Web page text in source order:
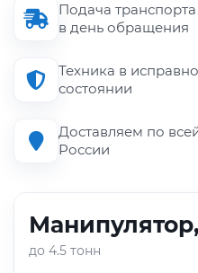
Подача транспорта
в день обращения
Техника в
состоянии
Доставляем по
России
до 4.5 тонн